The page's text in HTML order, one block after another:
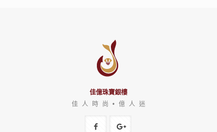
佳億珠寶銀樓
佳 人 時 尚 • 億 人 迷